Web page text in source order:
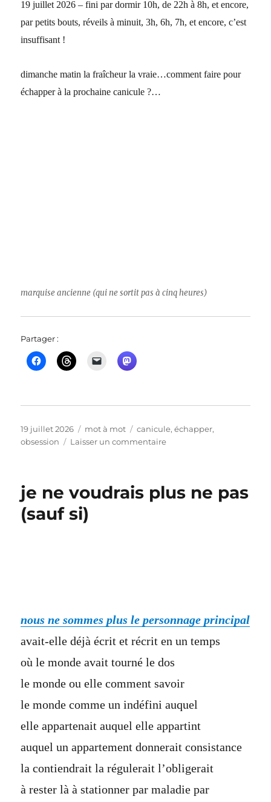
19 juillet 2026 – fini par dormir 10h, de 22h à 8h, et encore,
par petits bouts, réveils à minuit, 3h, 6h, 7h, et encore, c’est
insuffisant !
dimanche matin la fraîcheur la vraie…comment faire pour
échapper à la prochaine canicule ?…
marquise ancienne (qui ne sortit pas à cinq heures)
Partager :
Publié
le
19 juillet 2026 Catégories
mot à mot Étiquettes
canicule,échapper,
obsession
Laisser un commentairesur
3
je ne voudrais plus ne pas
(sauf si)
nous ne sommes plus le personnage principal
avait-elle déjà écrit et récrit en un temps
où le monde avait tourné le dos
le monde ou elle comment savoir
le monde comme un indéfini auquel
elle appartenait auquel elle appartint
auquel un appartement donnerait consistance
la contiendrait la régulerait l’obligerait
à rester là à stationner par maladie par